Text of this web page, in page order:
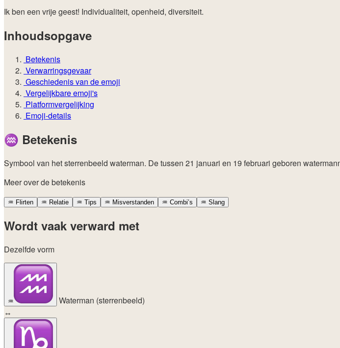
Ik ben een vrije geest! Individualiteit, openheid, diversiteit.
Inhoudsopgave
Betekenis
Verwarringsgevaar
Geschiedenis van de emoji
Vergelijkbare emoji's
Platformvergelijking
Emoji-details
♒ Betekenis
Symbool van het sterrenbeeld waterman. De tussen 21 januari en 19 februari geboren
Meer over de betekenis
♒ Flirten ♒ Relatie ♒ Tips ♒ Misverstanden ♒ Combi’s ♒ Slang
Wordt vaak verward met
Dezelfde vorm
♒
Waterman (sterrenbeeld)
↔